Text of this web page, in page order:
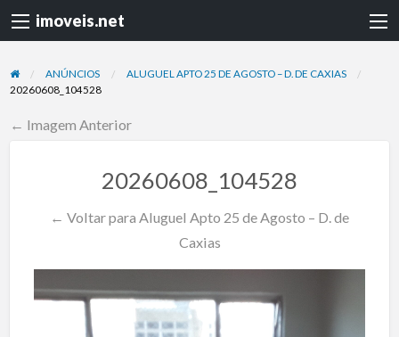
imoveis.net
ANÚNCIOS
ALUGUEL APTO 25 DE AGOSTO – D. DE CAXIAS
20260608_104528
← Imagem Anterior
20260608_104528
← Voltar para Aluguel Apto 25 de Agosto – D. de
Caxias